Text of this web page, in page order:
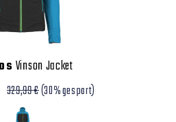
Vinson Jacket
329,99 €(30% gespart)